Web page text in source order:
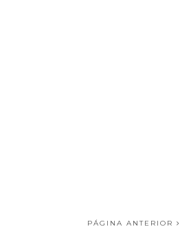
PÁGINA ANTERIOR